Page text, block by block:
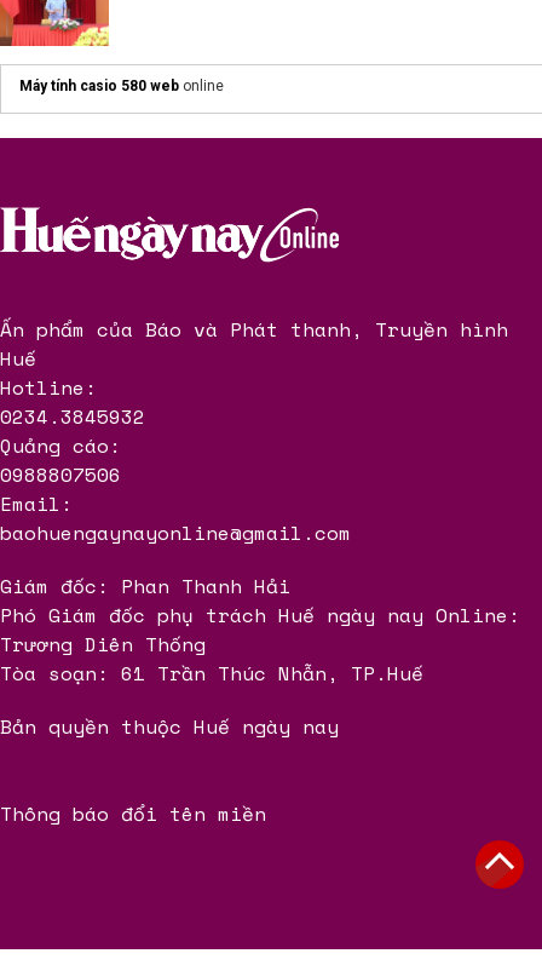
Máy tính casio 580 web online
Ấn phẩm của Báo và Phát thanh, Truyền hình
Huế
Hotline:
0234.3845932
Quảng cáo:
0988807506
Email:
baohuengaynayonline@gmail.com
Giám đốc: Phan Thanh Hải
Phó Giám đốc phụ trách Huế ngày nay Online:
Trương Diên Thống
Tòa soạn: 61 Trần Thúc Nhẫn, TP.Huế
Bản quyền thuộc Huế ngày nay
Thông báo đổi tên miền